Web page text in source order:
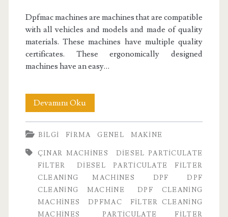
Dpfmac machines are machines that are compatible
with all vehicles and models and made of quality
materials. These machines have multiple quality
certificates. These ergonomically designed
machines have an easy…
Devamını OkuÇınar
Dpf
Machines
BILGI FIRMA GENEL MAKINE
ÇINAR MACHINES
DIESEL PARTICULATE
FILTER
DIESEL PARTICULATE FILTER
CLEANING MACHINES
DPF
DPF
CLEANING MACHINE
DPF CLEANING
MACHINES
DPFMAC
FILTER CLEANING
MACHINES
PARTICULATE FILTER